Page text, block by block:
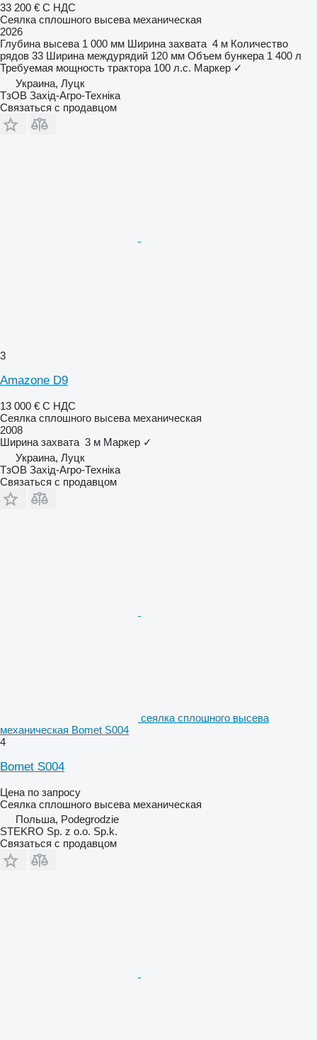
33 200 € С НДС
Сеялка сплошного высева механическая
2026
Глубина высева 1 000 мм Ширина захвата 4 м Количество
рядов 33 Ширина междурядий 120 мм Объем бункера 1 400 л
Требуемая мощность трактора 100 л.с. Маркер ✓
Украина, Луцк
ТзОВ Захід-Агро-Техніка
Связаться с продавцом
3
Amazone D9
13 000 € С НДС
Сеялка сплошного высева механическая
2008
Ширина захвата 3 м Маркер ✓
Украина, Луцк
ТзОВ Захід-Агро-Техніка
Связаться с продавцом
сеялка сплошного высева
механическая Bomet S004
4
Bomet S004
Цена по запросу
Сеялка сплошного высева механическая
Польша, Podegrodzie
STEKRO Sp. z o.o. Sp.k.
Связаться с продавцом